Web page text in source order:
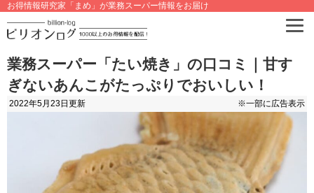
お得情報研究家「まめ」が業務スーパー情報をお届け
業務スーパー「たい焼き」の口コミ｜甘す
ぎないあんこがたっぷりでおいしい！
2022年5月23日 更新 ※一部に広告表示